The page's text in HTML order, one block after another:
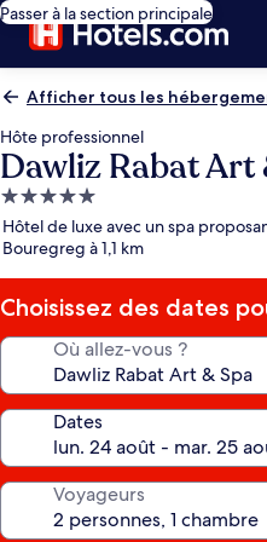
Passer à la section principale
Afficher tous les
Hôte professionnel
Dawliz Rabat Art
Hébergement
5.0 étoiles
Hôtel de luxe avec un spa
Bouregreg à 1,1 km
Choisissez des dates
Où allez-vous ?
Dates
Voyageurs